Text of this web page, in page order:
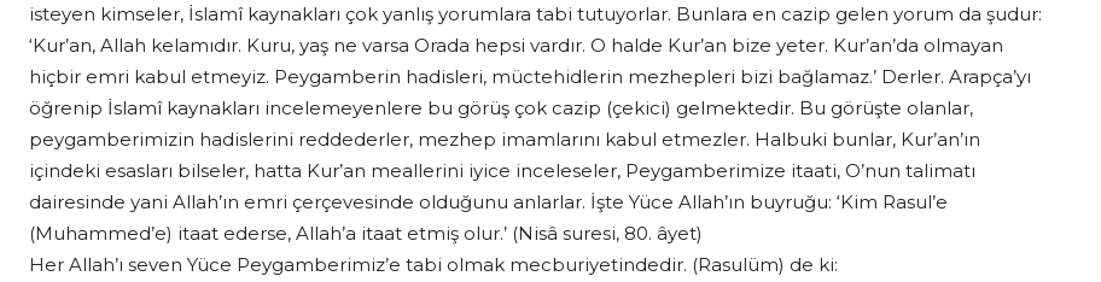
isteyen kimseler, İslamî kaynakları çok yanlış yorumlara tabi tutuyorlar. Bunlara en cazip gelen yorum da şudur:
‘Kur’an, Allah kelamıdır. Kuru, yaş ne varsa Orada hepsi vardır. O halde Kur’an bize yeter. Kur’an’da olmayan
hiçbir emri kabul etmeyiz. Peygamberin hadisleri, müctehidlerin mezhepleri bizi bağlamaz.’ Derler. Arapça’yı
öğrenip İslamî kaynakları incelemeyenlere bu görüş çok cazip (çekici) gelmektedir. Bu görüşte olanlar,
peygamberimizin hadislerini reddederler, mezhep imamlarını kabul etmezler. Halbuki bunlar, Kur’an’ın
içindeki esasları bilseler, hatta Kur’an meallerini iyice inceleseler, Peygamberimize itaati, O’nun talimatı
dairesinde yani Allah’ın emri çerçevesinde olduğunu anlarlar. İşte Yüce Allah’ın buyruğu: ‘Kim Rasul’e
(Muhammed’e) itaat ederse, Allah’a itaat etmiş olur.’ (Nisâ suresi, 80. âyet)
Her Allah’ı seven Yüce Peygamberimiz’e tabi olmak mecburiyetindedir. (Rasulüm) de ki: